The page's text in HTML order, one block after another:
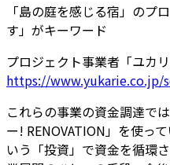
「島の庭を感じる宿」のプ
す」がキーワード
プロジェクト事業者「ユカ
https://
これらの事業の資金調達で
ー! RENOVATION」を使っ
いう「投資」で資金を循環